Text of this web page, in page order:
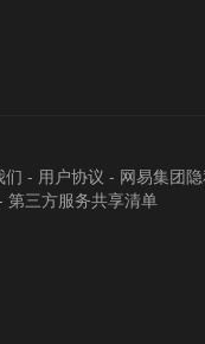
们 - 用户协议 - 网易集团
第三方服务共享清单